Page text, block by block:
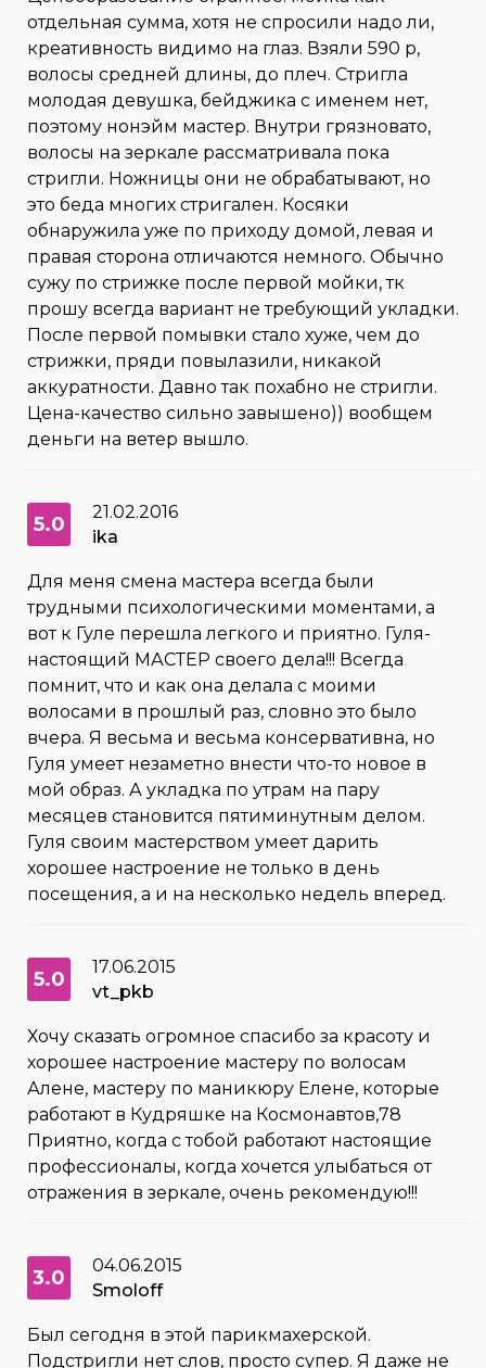
отдельная сумма, хотя не спросили надо ли,
креативность видимо на глаз. Взяли 590 р,
волосы средней длины, до плеч. Стригла
молодая девушка, бейджика с именем нет,
поэтому нонэйм мастер. Внутри грязновато,
волосы на зеркале рассматривала пока
стригли. Ножницы они не обрабатывают, но
это беда многих стригален. Косяки
обнаружила уже по приходу домой, левая и
правая сторона отличаются немного. Обычно
сужу по стрижке после первой мойки, тк
прошу всегда вариант не требующий укладки.
После первой помывки стало хуже, чем до
стрижки, пряди повылазили, никакой
аккуратности. Давно так похабно не стригли.
Цена-качество сильно завышено)) вообщем
деньги на ветер вышло.
5.0
21.02.2016
ika
Для меня смена мастера всегда были
трудными психологическими моментами, а
вот к Гуле перешла легкого и приятно. Гуля-
настоящий МАСТЕР своего дела!!! Всегда
помнит, что и как она делала с моими
волосами в прошлый раз, словно это было
вчера. Я весьма и весьма консервативна, но
Гуля умеет незаметно внести что-то новое в
мой образ. А укладка по утрам на пару
месяцев становится пятиминутным делом.
Гуля своим мастерством умеет дарить
хорошее настроение не только в день
посещения, а и на несколько недель вперед.
5.0
17.06.2015
vt_pkb
Хочу сказать огромное спасибо за красоту и
хорошее настроение мастеру по волосам
Алене, мастеру по маникюру Елене, которые
работают в Кудряшке на Космонавтов,78
Приятно, когда с тобой работают настоящие
профессионалы, когда хочется улыбаться от
отражения в зеркале, очень рекомендую!!!
3.0
04.06.2015
Smoloff
Был сегодня в этой парикмахерской.
Подстригли нет слов, просто супер. Я даже не